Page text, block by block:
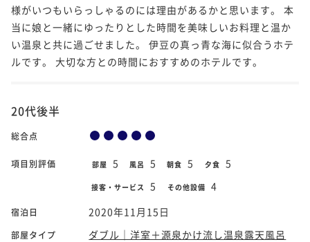
様がいつもいらっしゃるのには理由があるかと思います。 本
当に娘と一緒にゆったりとした時間を美味しいお料理と温か
い温泉と共に過ごせました。 伊豆の真っ青な海に似合うホテ
ルです。 大切な方との時間におすすめのホテルです。
20代後半
総合点
項目別評価 部屋 5 風呂 5 朝食 5 夕食 5
接客・サービス 5 その他設備 4
宿泊日 2020年11月15日
部屋タイプ
ダブル｜洋室＋源泉かけ流し温泉露天風呂